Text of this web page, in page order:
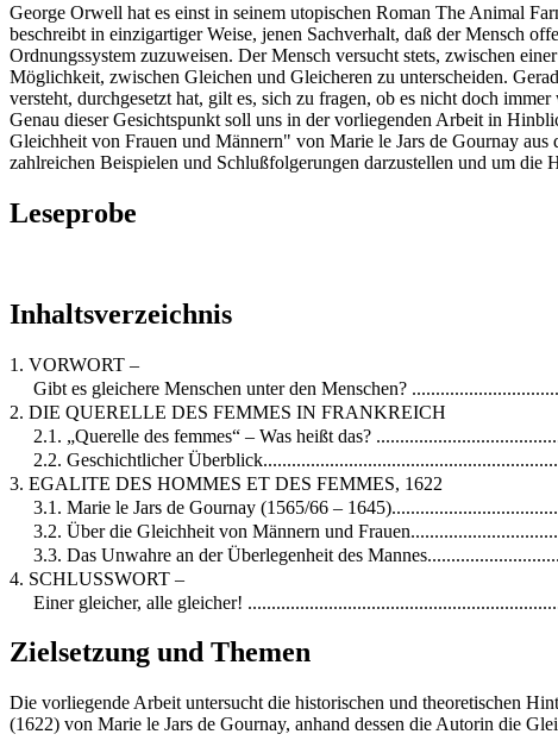
George Orwell hat es einst in seinem utopischen Roman The Animal
beschreibt in einzigartiger Weise, jenen Sachverhalt, daß der Mensch
Ordnungssystem zuzuweisen. Der Mensch versucht stets, zwischen
Möglichkeit, zwischen Gleichen und Gleicheren zu unterscheiden.
versteht, durchgesetzt hat, gilt es, sich zu fragen, ob es nicht doch
Genau dieser Gesichtspunkt soll uns in der vorliegenden Arbeit in
Gleichheit von Frauen und Männern" von Marie le Jars de Gournay
zahlreichen Beispielen und Schlußfolgerungen darzustellen und um
Leseprobe
Inhaltsverzeichnis
1. VORWORT –
Gibt es gleichere Menschen unter den Menschen?
2. DIE QUERELLE DES FEMMES IN FRANKREICH
2.1. „Querelle des femmes“ – Was heißt das?
2.2. Geschichtlicher
3. EGALITE DES HOMMES ET DES FEMMES, 1622
3.1. Marie le Jars de Gournay (1565/66 –
3.2. Über die Gleichheit von Männern und
3.3. Das Unwahre an der Überlegenheit des
4. SCHLUSSWORT –
Einer gleicher, alle gleicher!
Zielsetzung und Themen
Die vorliegende Arbeit untersucht die historischen und theoretischen
(1622) von Marie le Jars de Gournay, anhand dessen die Autorin die